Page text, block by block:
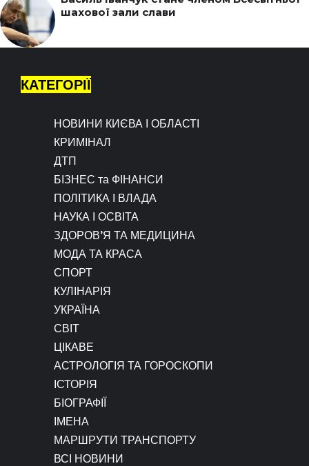
шахової зали слави
КАТЕГОРІЇ
НОВИНИ КИЄВА І ОБЛАСТІ
КРИМІНАЛ
ДТП
БІЗНЕС та ФІНАНСИ
ПОЛІТИКА І ВЛАДА
НАУКА І ОСВІТА
ЗДОРОВ’Я ТА МЕДИЦИНА
МОДА ТА КРАСА
СПОРТ
КУЛІНАРІЯ
УКРАЇНА
СВІТ
ЦІКАВЕ
АСТРОЛОГІЯ ТА ГОРОСКОПИ
ІСТОРІЯ
БІОГРАФІЇ
ІМЕНА
МАРШРУТИ ТРАНСПОРТУ
ВСІ НОВИНИ